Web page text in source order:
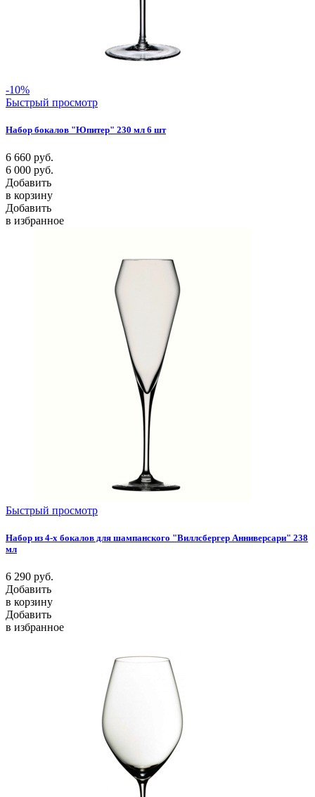
-10%
Быстрый просмотр
Набор бокалов "Юпитер" 230 мл 6 шт
6 660 руб.
6 000 руб.
Добавить
в корзину
Добавить
в избранное
Быстрый просмотр
Набор из 4-х бокалов для шампанского "Виллсбергер Анниверсари" 238
мл
6 290 руб.
Добавить
в корзину
Добавить
в избранное